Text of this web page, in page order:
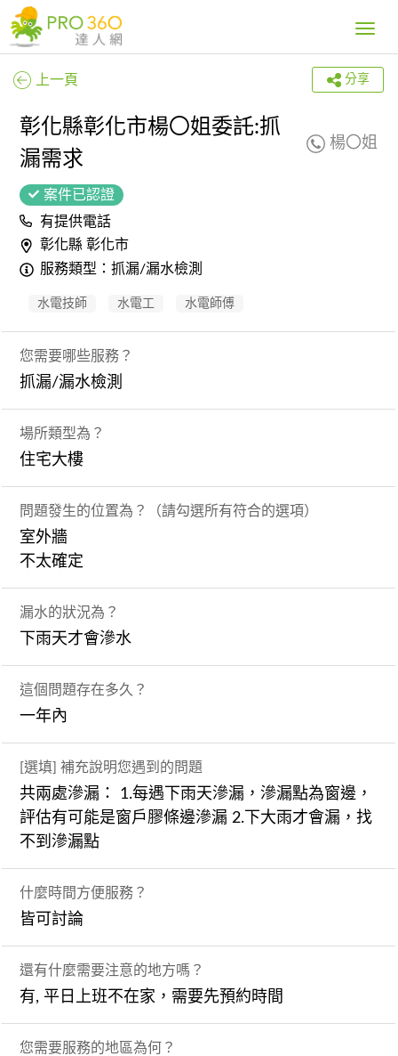
Toggle
上一頁 分享
彰化縣彰化市楊〇姐委託:抓
漏需求
楊〇姐
案件已認證
有提供電話
彰化縣 彰化市
服務類型：抓漏/漏水檢測
水電技師 水電工 水電師傅
您需要哪些服務？
抓漏/漏水檢測
場所類型為？
住宅大樓
問題發生的位置為？（請勾選所有符合的選項）
室外牆
不太確定
漏水的狀況為？
下雨天才會滲水
這個問題存在多久？
一年內
[選填] 補充說明您遇到的問題
共兩處滲漏： 1.每遇下雨天滲漏，滲漏點為窗邊，
評估有可能是窗戶膠條邊滲漏 2.下大雨才會漏，找
不到滲漏點
什麼時間方便服務？
皆可討論
還有什麼需要注意的地方嗎？
有, 平日上班不在家，需要先預約時間
您需要服務的地區為何？